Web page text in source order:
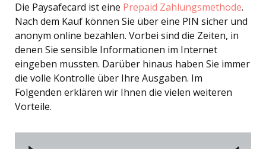
Die Paysafecard ist eine Prepaid Zahlungsmethode.
Nach dem Kauf können Sie über eine PIN sicher und
anonym online bezahlen. Vorbei sind die Zeiten, in
denen Sie sensible Informationen im Internet
eingeben mussten. Darüber hinaus haben Sie immer
die volle Kontrolle über Ihre Ausgaben. Im
Folgenden erklären wir Ihnen die vielen weiteren
Vorteile.